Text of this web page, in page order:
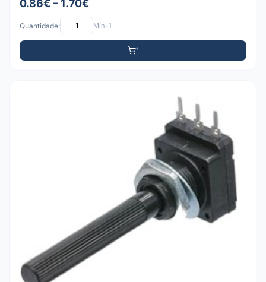
0.86€ – 1.70€
Quantidade: Mín: 1